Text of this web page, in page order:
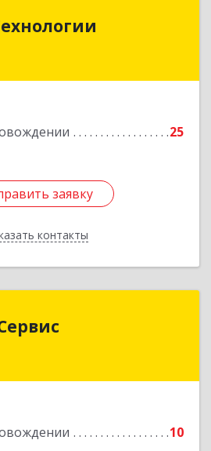
25
заявку
контакты
край, Павловский р-н,
заявку
Назад
10
край, Павловский р-н,